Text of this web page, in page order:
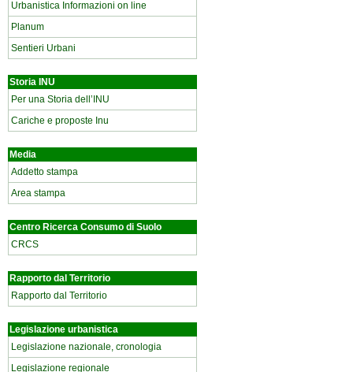
Urbanistica Informazioni on line
Planum
Sentieri Urbani
Storia INU
Per una Storia dell’INU
Cariche e proposte Inu
Media
Addetto stampa
Area stampa
Centro Ricerca Consumo di Suolo
CRCS
Rapporto dal Territorio
Rapporto dal Territorio
Legislazione urbanistica
Legislazione nazionale, cronologia
Legislazione regionale